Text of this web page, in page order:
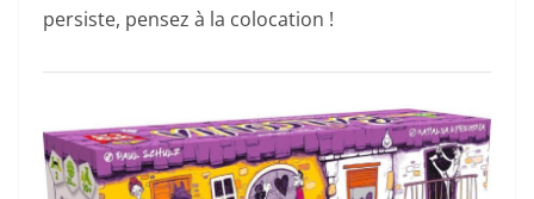
persiste, pensez à la colocation !